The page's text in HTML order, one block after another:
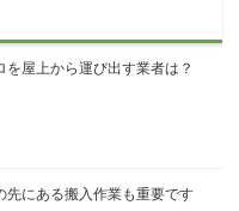
屋上から運び出す業者は？
先にある搬入作業も重要です